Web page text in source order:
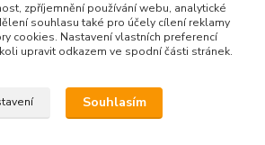
zpříjemnění používání webu, analytické
souhlasu také pro účely cílení reklamy
cookies. Nastavení vlastních preferencí
upravit odkazem ve spodní části stránek.
Souhlasím